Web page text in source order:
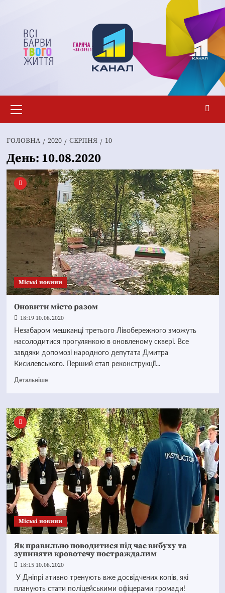
вмісту
меню
ГОЛОВНА 2020 СЕРПНЯ 10
День: 10.08.2020
Mіські новини
Оновити місто разом
18:19 10.08.2020
Незабаром мешканці третього Лівобережного зможуть
насолодитися прогулянкою в оновленому сквері. Все
завдяки допомозі народного депутата Дмитра
Кисилевського. Перший етап реконструкції...
Детальніше
Mіські новини
Як правильно поводитися під час вибуху та
зупиняти кровотечу постраждалим
18:15 10.08.2020
У Дніпрі ативно тренують вже досвідчених копів, які
планують стати поліцейськими офіцерами громади!